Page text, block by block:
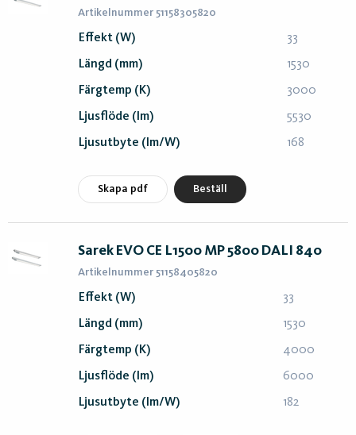
Artikelnummer 51158305820
Effekt (W) 33
Längd (mm) 1530
Färgtemp (K) 3000
Ljusflöde (lm) 5530
Ljusutbyte (lm/W) 168
Skapa pdf Beställ
Sarek EVO CE L1500 MP 5800 DALI 840
Artikelnummer 51158405820
Effekt (W) 33
Längd (mm) 1530
Färgtemp (K) 4000
Ljusflöde (lm) 6000
Ljusutbyte (lm/W) 182